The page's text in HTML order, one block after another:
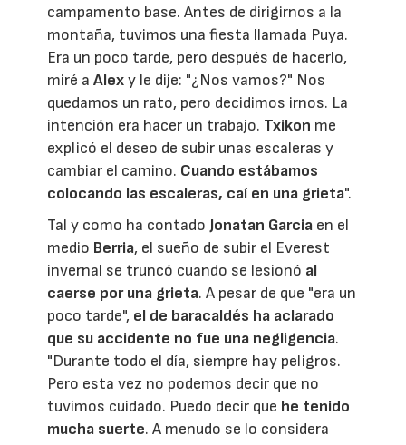
campamento base. Antes de dirigirnos a la
montaña, tuvimos una fiesta llamada Puya.
Era un poco tarde, pero después de hacerlo,
miré aAlexy le dije: "¿Nos vamos?" Nos
quedamos un rato, pero decidimos irnos. La
intención era hacer un trabajo. Txikon me
explicó el deseo de subir unas escaleras y
cambiar el camino. Cuando estábamos
colocando las escaleras, caí en una grieta".
Tal y como ha contado Jonatan Garcia en el
medio Berria, el sueño de subir el Everest
invernal se truncó cuando se lesionó al
caerse por una grieta. A pesar de que "era un
poco tarde", el de baracaldés ha aclarado
que su accidente no fue una negligencia.
"Durante todo el día, siempre hay peligros.
Pero esta vez no podemos decir que no
tuvimos cuidado. Puedo decir que he tenido
mucha suerte. A menudo se lo considera